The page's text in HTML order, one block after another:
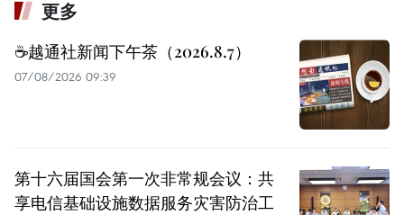
更多
☕️越通社新闻下午茶（2026.8.7）
07/08/2026 09:39
第十六届国会第一次非常规会议：共
享电信基础设施数据服务灾害防治工